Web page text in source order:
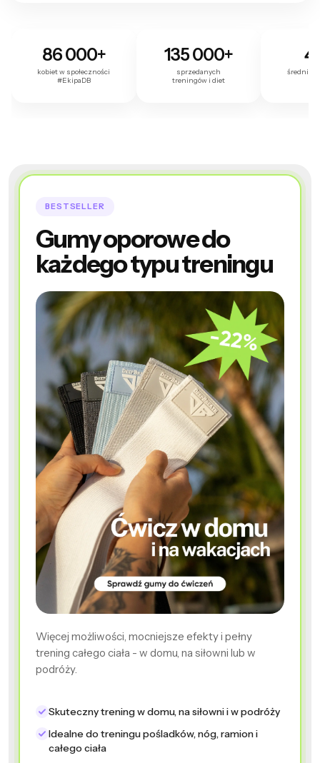
86 000+
kobiet w społeczności
#EkipaDB
135 000+
sprzedanych
treningów i diet
średnia
BESTSELLER
Gumy oporowe do
każdego typu treningu
Więcej możliwości, mocniejsze efekty i pełny
trening całego ciała - w domu, na siłowni lub w
podróży.
Skuteczny trening w domu, na siłowni i w podróży
Idealne do treningu pośladków, nóg, ramion i
całego ciała